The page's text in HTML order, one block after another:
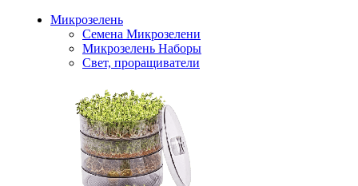
Микрозелень
Семена Микрозелени
Микрозелень Наборы
Свет, проращиватели